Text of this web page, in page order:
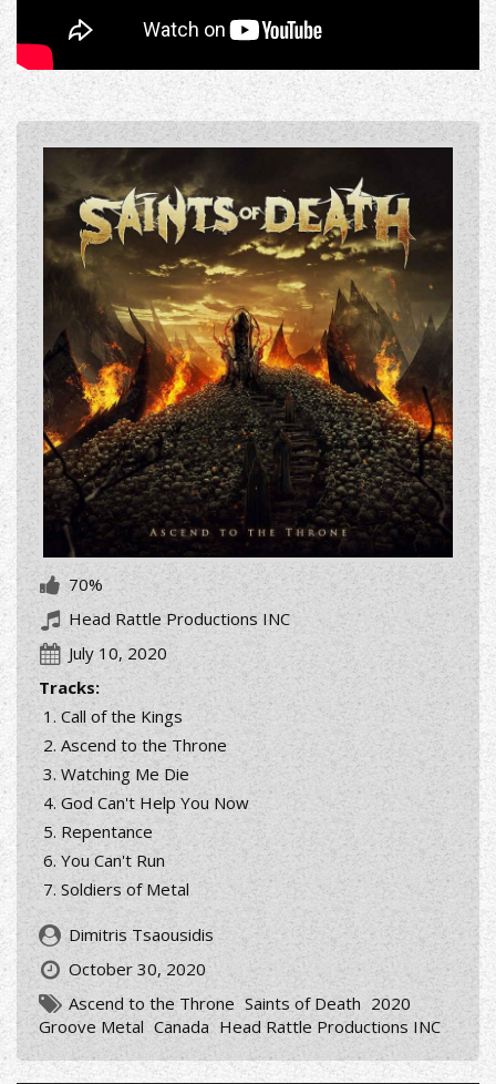
70%
Head Rattle Productions INC
July 10, 2020
Tracks:
Call of the Kings
Ascend to the Throne
Watching Me Die
God Can't Help You Now
Repentance
You Can't Run
Soldiers of Metal
Dimitris Tsaousidis
October 30, 2020
Ascend to the Throne Saints of Death 2020
Groove Metal Canada Head Rattle Productions INC